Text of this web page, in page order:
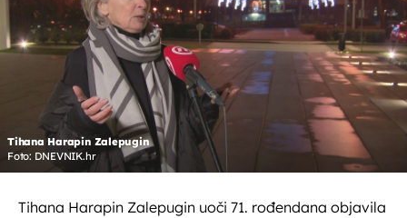
Tihana Harapin Zalepugin
Foto: DNEVNIK.hr
Tihana Harapin Zalepugin uoči 71. rođendana objavila